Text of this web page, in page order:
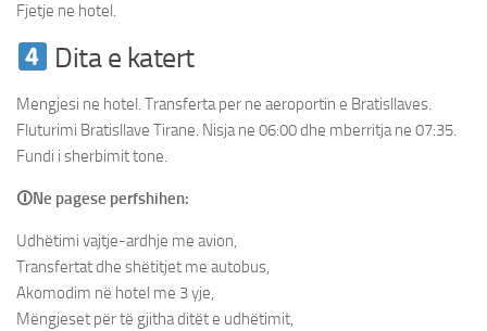
Fjetje ne hotel.
Dita e katert
Mengjesi ne hotel. Transferta per ne aeroportin e Bratisllaves.
Fluturimi Bratisllave Tirane. Nisja ne 06:00 dhe mberritja ne 07:35.
Fundi i sherbimit tone.
🛈Ne pagese perfshihen:
Udhëtimi vajtje-ardhje me avion,
Transfertat dhe shëtitjet me autobus,
Akomodim në hotel me 3 yje,
Mëngjeset për të gjitha ditët e udhëtimit,